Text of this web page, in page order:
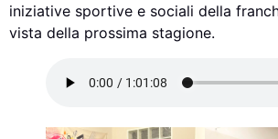
iniziative sportive e sociali della
vista della prossima stagione.